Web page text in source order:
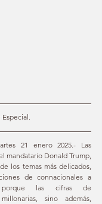
21 enero 2025.- Las
mandatario Donald Trump,
los temas más delicados,
de connacionales a
las cifras de
sino además,